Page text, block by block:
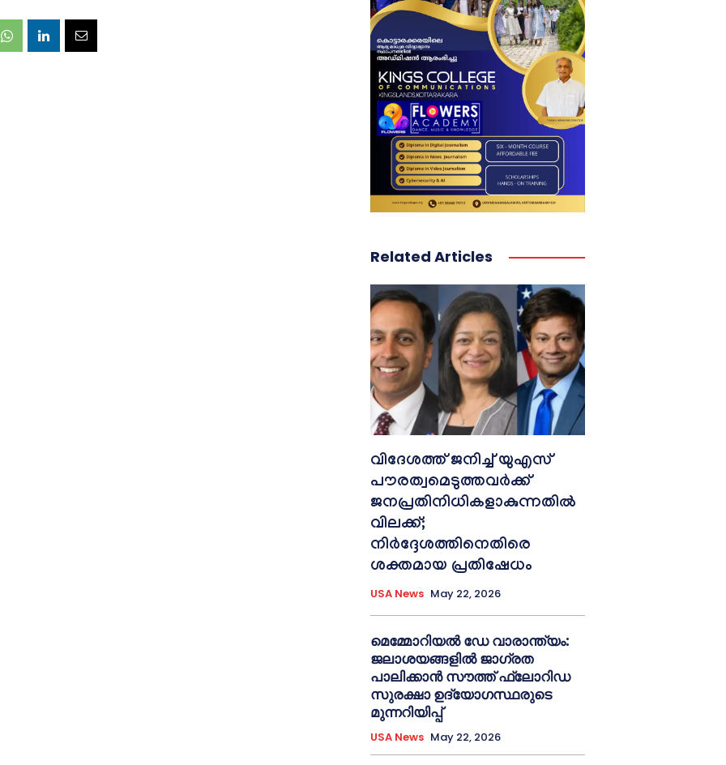
Related Articles
വിദേശത്ത് ജനിച്ച് യുഎസ്
പൗരത്വമെടുത്തവർക്ക്
ജനപ്രതിനിധികളാകുന്നതിൽ
വിലക്ക്;
നിർദ്ദേശത്തിനെതിരെ
ശക്തമായ പ്രതിഷേധം
USA News May 22, 2026
മെമ്മോറിയൽ ഡേ വാരാന്ത്യം:
ജലാശയങ്ങളിൽ ജാഗ്രത
പാലിക്കാൻ സൗത്ത് ഫ്ലോറിഡ
സുരക്ഷാ ഉദ്യോഗസ്ഥരുടെ
മുന്നറിയിപ്പ്
USA News May 22, 2026